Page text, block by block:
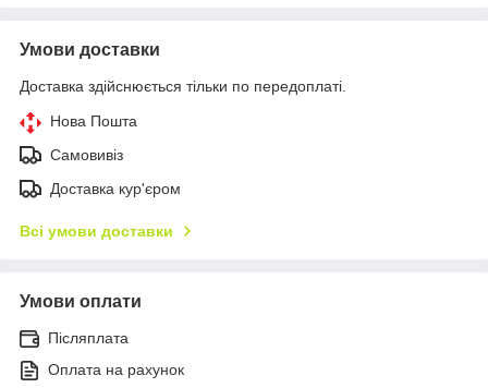
Умови доставки
Доставка здійснюється тільки по передоплаті.
Нова Пошта
Самовивіз
Доставка кур'єром
Всі умови доставки
Умови оплати
Післяплата
Оплата на рахунок